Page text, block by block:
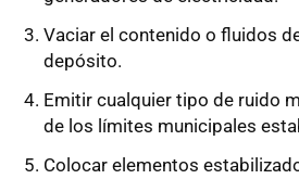
Vaciar el contenido o fluidos
depósito.
Emitir cualquier tipo de ruido
de los límites municipales
Colocar elementos